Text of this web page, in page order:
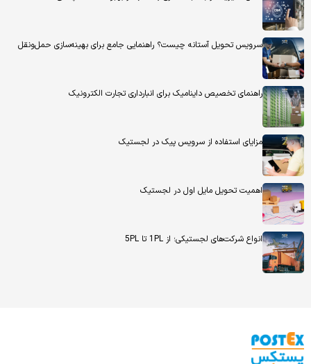
سرویس تحویل آستانه چیست؟ راهنمایی جامع برای بهینه‌سازی حمل‌ونقل
راهنمای تخصیص داینامیک برای انبارداری تجارت الکترونیک
مزایای استفاده از سرویس پیک در لجستیک
اهمیت تحویل مایل اول در لجستیک
انواع شرکت‌های لجستیکی؛ از 1PL تا 5PL